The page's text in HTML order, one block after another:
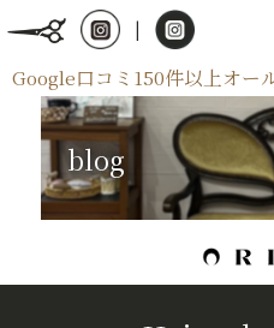
|
Google口コミ150件以上オ
blog